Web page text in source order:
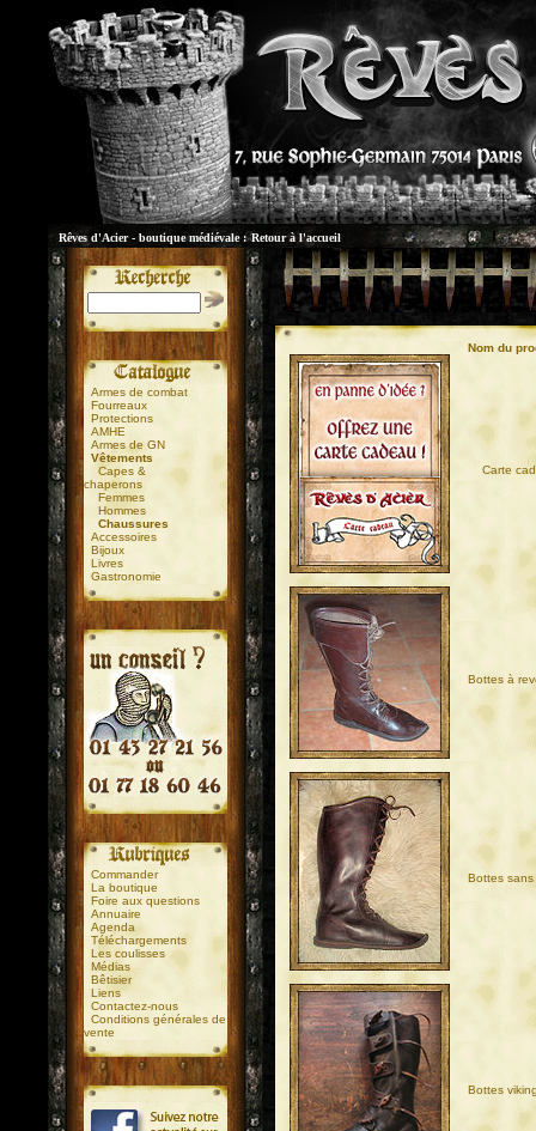
Rêves d'Acier - boutique médiévale : Retour à l'accueil
.
Armes de combat
Fourreaux
Protections
AMHE
Armes de GN
Vêtements
Capes &
chaperons
Femmes
Hommes
Chaussures
Accessoires
Bijoux
Livres
Gastronomie
Commander
La boutique
Foire aux questions
Annuaire
Agenda
Téléchargements
Les coulisses
Médias
Bêtisier
Liens
Contactez-nous
Conditions générales de
vente
.
Nom du
Carte
Bottes à
Bottes
Bottes